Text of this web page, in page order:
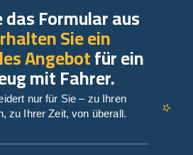
das Formular aus
Sie ein
Angebotfür ein
mit Fahrer.
nur für Sie – zu Ihren
zu Ihrer Zeit, von überall.